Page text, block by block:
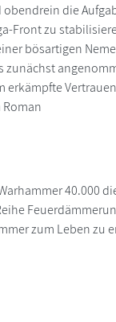
die
Front zu
bösartigen
zunächst
erkämpfte
Roman
40.000
zum Leben zu